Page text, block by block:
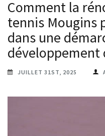
Comment la
tennis Mougins
dans une
développement
JUILLET 31ST, 2025